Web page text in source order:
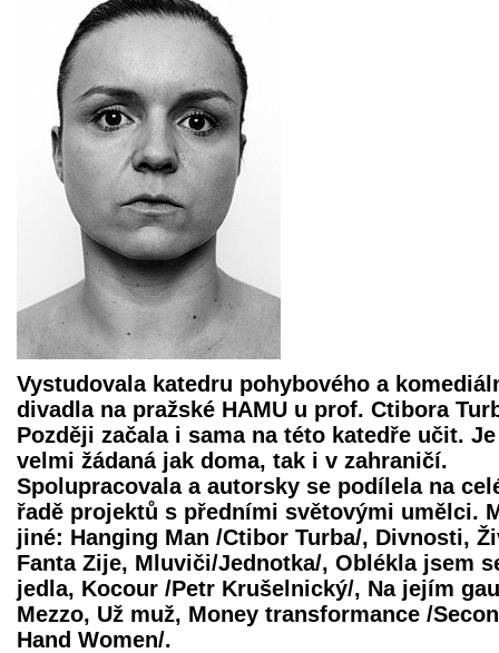
Vystudovala katedru pohybového a
divadla na pražské HAMU u prof. Ctibora
Později začala i sama na této katedře učit. Je
velmi žádaná jak doma, tak i v zahraničí.
Spolupracovala a autorsky se podílela na
řadě projektů s předními světovými umělci.
jiné: Hanging Man /Ctibor Turba/, Divnosti,
Fanta Zije, Mluviči/Jednotka/, Oblékla jsem
jedla, Kocour /Petr Krušelnický/, Na jejím
Mezzo, Už muž, Money transformance /
Hand Women/.